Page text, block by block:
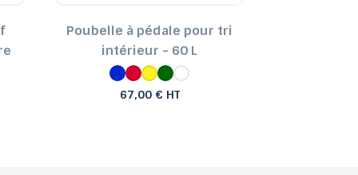
Poubelle à pédale pour tri
intérieur - 60 L
67,00 € HT